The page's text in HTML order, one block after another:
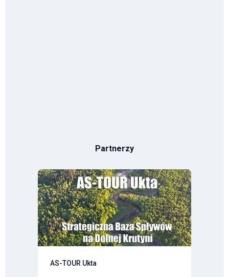
Partnerzy
AS-TOUR Ukta